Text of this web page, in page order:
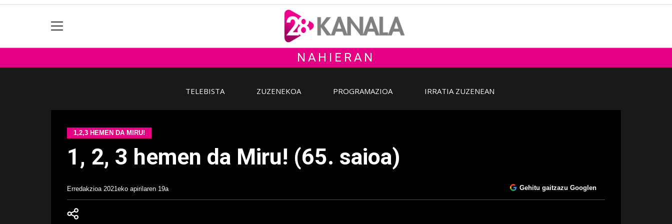
NAHIERAN
TELEBISTA ZUZENEKOA PROGRAMAZIOA IRRATIA ZUZENEAN
1,2,3 HEMEN DA MIRU!
1, 2, 3 hemen da Miru! (65. saioa)
Erredakzioa 2021eko apirilaren 19a Gehitu gaitzazu Googlen